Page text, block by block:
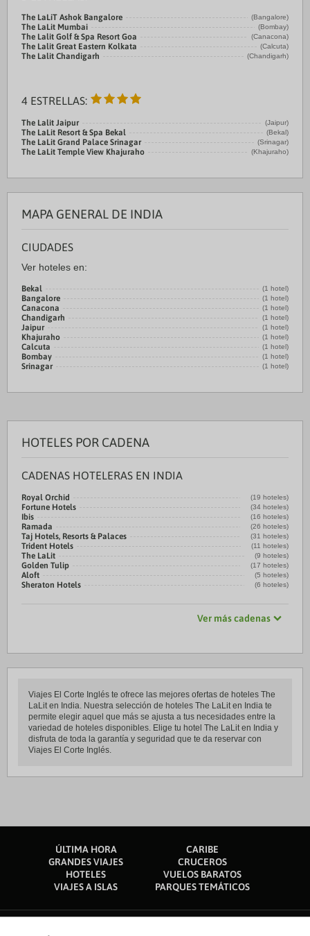
The LaLiT Ashok Bangalore (Bangalore)
The LaLit Mumbai (Bombay)
The Lalit Golf & Spa Resort Goa (Canacona)
The Lalit Great Eastern Kolkata (Calcuta)
The Lalit Chandigarh (Chandigarh)
4 ESTRELLAS:
The Lalit Jaipur (Jaipur)
The LaLit Resort & Spa Bekal (Bekal)
The LaLit Grand Palace Srinagar (Srinagar)
The LaLit Temple View Khajuraho (Khajuraho)
MAPA GENERAL DE INDIA
CIUDADES
Ver hoteles en:
Bekal (1 hotel)
Bangalore (1 hotel)
Canacona (1 hotel)
Chandigarh (1 hotel)
Jaipur (1 hotel)
Khajuraho (1 hotel)
Calcuta (1 hotel)
Bombay (1 hotel)
Srinagar (1 hotel)
HOTELES POR CADENA
CADENAS HOTELERAS EN INDIA
Royal Orchid (19 hoteles)
Fortune Hotels (34 hoteles)
Ibis (16 hoteles)
Ramada (26 hoteles)
Taj Hotels, Resorts & Palaces (31 hoteles)
Trident Hotels (11 hoteles)
The LaLit (9 hoteles)
Golden Tulip (17 hoteles)
Aloft (5 hoteles)
Sheraton Hotels (6 hoteles)
Ver más cadenas
Viajes El Corte Inglés te ofrece las mejores ofertas de hoteles The
LaLit en India. Nuestra selección de hoteles The LaLit en India te
permite elegir aquel que más se ajusta a tus necesidades entre la
variedad de hoteles disponibles. Elige tu hotel The LaLit en India y
disfruta de toda la garantía y seguridad que te da reservar con
Viajes El Corte Inglés.
ÚLTIMA HORA
CARIBE
GRANDES VIAJES
CRUCEROS
HOTELES
VUELOS BARATOS
VIAJES A ISLAS
PARQUES TEMÁTICOS